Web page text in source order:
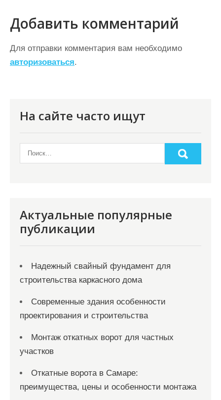
г
а
ц
и
Добавить комментарий
Для отправки комментария вам необходимо
авторизоваться.
На сайте часто ищут
Актуальные популярные
публикации
Надежный свайный фундамент для
строительства каркасного дома
Современные здания особенности
проектирования и строительства
Монтаж откатных ворот для частных
участков
Откатные ворота в Самаре:
преимущества, цены и особенности монтажа